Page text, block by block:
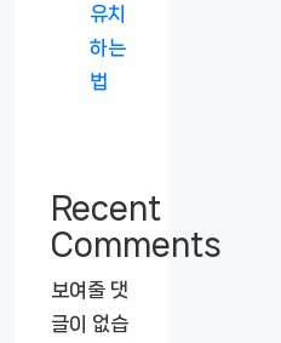
유치
하는
법
Recent
Comments
보여줄 댓
글이 없습